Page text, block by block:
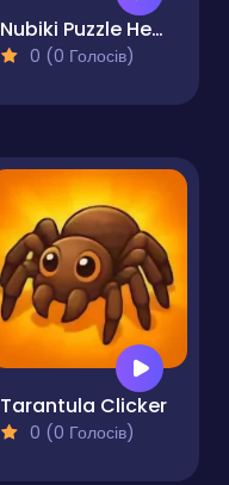
Nubiki Puzzle Heads
0 (0 Голосів)
Tarantula Clicker
0 (0 Голосів)